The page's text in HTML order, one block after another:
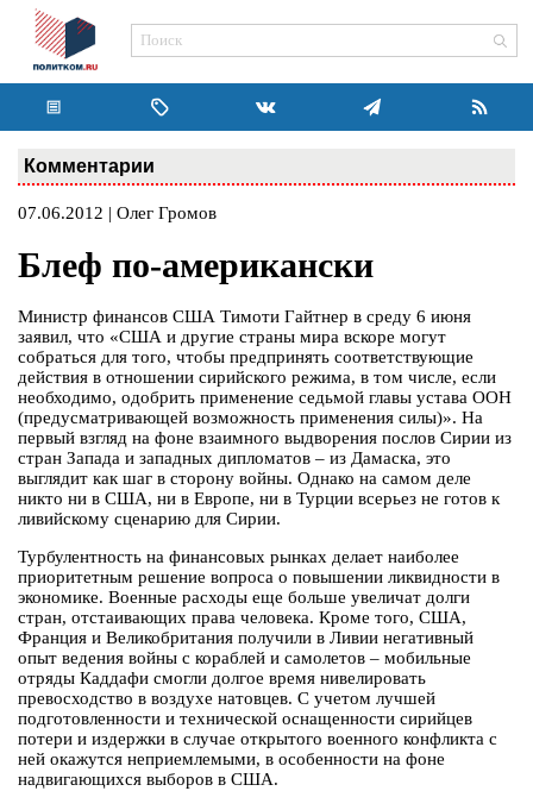
Комментарии
07.06.2012 | Олег Громов
Блеф по-американски
Министр финансов США Тимоти Гайтнер в среду 6 июня
заявил, что «США и другие страны мира вскоре могут
собраться для того, чтобы предпринять соответствующие
действия в отношении сирийского режима, в том числе, если
необходимо, одобрить применение седьмой главы устава ООН
(предусматривающей возможность применения силы)». На
первый взгляд на фоне взаимного выдворения послов Сирии из
стран Запада и западных дипломатов – из Дамаска, это
выглядит как шаг в сторону войны. Однако на самом деле
никто ни в США, ни в Европе, ни в Турции всерьез не готов к
ливийскому сценарию для Сирии.
Турбулентность на финансовых рынках делает наиболее
приоритетным решение вопроса о повышении ликвидности в
экономике. Военные расходы еще больше увеличат долги
стран, отстаивающих права человека. Кроме того, США,
Франция и Великобритания получили в Ливии негативный
опыт ведения войны с кораблей и самолетов – мобильные
отряды Каддафи смогли долгое время нивелировать
превосходство в воздухе натовцев. С учетом лучшей
подготовленности и технической оснащенности сирийцев
потери и издержки в случае открытого военного конфликта с
ней окажутся неприемлемыми, в особенности на фоне
надвигающихся выборов в США.